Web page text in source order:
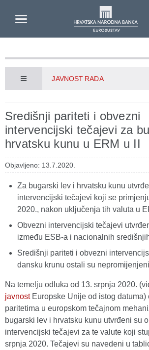
JAVNOST RADA
Središnji pariteti i obvezni
intervencijski tečajevi za
hrvatsku kunu u ERM u II
Objavljeno: 13.7.2020.
Za bugarski lev i hrvatsku kunu
intervencijski tečajevi koji se
2020., nakon uključenja tih valuta u
Obvezni intervencijski tečajevi
između ESB-a i nacionalnih
Središnji pariteti i obvezni
dansku krunu ostali su
Na temelju odluka od 13. srpnja 2020.
javnostEuropske Unije od istog datuma)
paritetima u europskom tečajnom
bugarski lev i hrvatsku kunu utvrđeni su
intervencijski tečajevi za te valute koji
srpnja 2020. Tečajevi su navedeni u